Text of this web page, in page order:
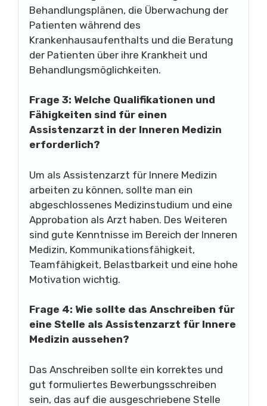
Behandlungsplänen, die Überwachung der
Patienten während des
Krankenhausaufenthalts und die Beratung
der Patienten über ihre Krankheit und
Behandlungsmöglichkeiten.
Frage 3: Welche Qualifikationen und
Fähigkeiten sind für einen
Assistenzarzt in der Inneren Medizin
erforderlich?
Um als Assistenzarzt für Innere Medizin
arbeiten zu können, sollte man ein
abgeschlossenes Medizinstudium und eine
Approbation als Arzt haben. Des Weiteren
sind gute Kenntnisse im Bereich der Inneren
Medizin, Kommunikationsfähigkeit,
Teamfähigkeit, Belastbarkeit und eine hohe
Motivation wichtig.
Frage 4: Wie sollte das Anschreiben für
eine Stelle als Assistenzarzt für Innere
Medizin aussehen?
Das Anschreiben sollte ein korrektes und
gut formuliertes Bewerbungsschreiben
sein, das auf die ausgeschriebene Stelle